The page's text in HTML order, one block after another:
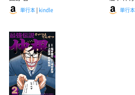
単行本 | kindle 単行本